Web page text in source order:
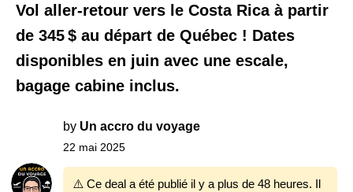
Vol aller-retour vers le Costa Rica à partir
de 345 $ au départ de Québec ! Dates
disponibles en juin avec une escale,
bagage cabine inclus.
by Un accro du voyage
22 mai 2025
⚠️ Ce deal a été publié il y a plus de 48 heures. Il